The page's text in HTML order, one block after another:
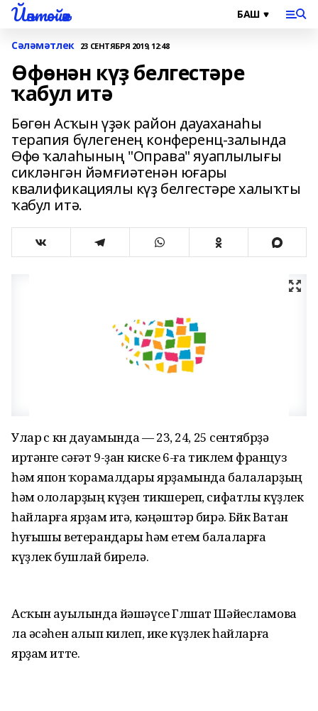
Йәнтөйәк
Сәләмәтлек 23 СЕНТЯБРЯ 2019, 12:48
Өфөнән күҙ белгестәре
ҡабул итә
Бөгөн Асҡын үҙәк район дауаханаһы
терапия бүлегенең конференц-залында
Өфө ҡалаһының "Оправа" яуаплылығы
сикләнгән йәмғиәтенән юғары
квалификациялы күҙ белгестәре халыҡты
ҡабул итә.
Улар өс көн дауамында — 23, 24, 25 сентябрҙә
иртәнге сәғәт 9-ҙан киске 6-ға тиклем француз
һәм япон ҡорамалдары ярҙамында балаларҙың
һәм ололарҙың күҙен тикшереп, сифатлы күҙлек
һайларға ярҙам итә, кәңәштәр бирә. Бөйөк Ватан
һуғышы ветерандары һәм етем балаларға
күҙлек бушлай бирелә.
Асҡын ауылында йәшәүсе Гөлшат Шәйесламова
ла әсәһен алып килеп, ике күҙлек һайларға
ярҙам итте.